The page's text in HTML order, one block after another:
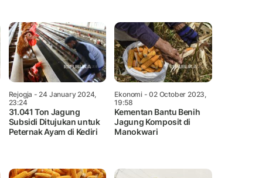
Rejogja - 24 January 2024,
23:24
31.041 Ton Jagung
Subsidi Ditujukan untuk
Peternak Ayam di Kediri
Ekonomi- 02 October 2023,
19:58
Kementan Bantu Benih
Jagung Komposit di
Manokwari